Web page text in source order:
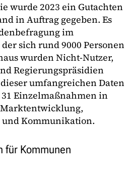
wurde 2023 ein Gutachten
in Auftrag gegeben. Es
im
sich rund 9000 Personen
wurden Nicht-Nutzer,
Regierungspräsidien
umfangreichen Daten
Einzelmaßnahmen in
Kommunikation.
für Kommunen